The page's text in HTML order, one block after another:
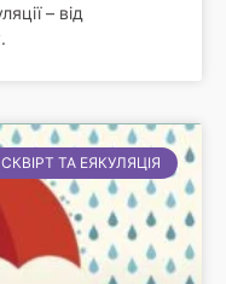
– від
СКВІРТ ТА ЕЯКУЛЯЦІЯ